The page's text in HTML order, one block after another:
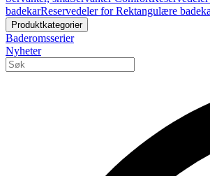
badekarReservedeler for Rektangulære
Produktkategorier
Baderomsserier
Nyheter